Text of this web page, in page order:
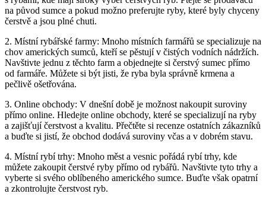
na původ sumce a pokud možno preferujte ryby, které byly chyceny
čerstvě a jsou plné chuti.
2. Místní rybářské farmy: Mnoho místních farmářů se specializuje na
chov amerických sumců, kteří se pěstují v čistých vodních nádržích.
Navštivte jednu z těchto farm a objednejte si čerstvý sumec přímo
od farmáře. Můžete si být jisti, že ryba byla správně krmena a
pečlivě ošetřována.
3. Online obchody: V dnešní době je možnost nakoupit suroviny
přímo online. Hledejte online obchody, které se specializují na ryby
a zajišťují čerstvost a kvalitu. Přečtěte si recenze ostatních zákazníků
a buďte si jistí, že obchod dodává suroviny včas a v dobrém stavu.
4. Místní rybí trhy: Mnoho měst a vesnic pořádá rybí trhy, kde
můžete zakoupit čerstvé ryby přímo od rybářů. Navštivte tyto trhy a
vyberte si svého oblíbeného amerického sumce. Buďte však opatrní
a zkontrolujte čerstvost ryb.